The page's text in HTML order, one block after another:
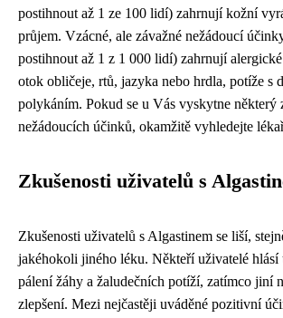
postihnout až 1 ze 100 lidí) zahrnují kožní
průjem. Vzácné, ale závažné nežádoucí
postihnout až 1 z 1 000 lidí) zahrnují
otok obličeje, rtů, jazyka nebo hrdla, potíže s
polykáním. Pokud se u Vás vyskytne některý
nežádoucích účinků, okamžitě vyhledejte
Zkušenosti uživatelů s
Zkušenosti uživatelů s Algastinem se liší,
jakéhokoli jiného léku. Někteří uživatelé hlásí
pálení žáhy a žaludečních potíží, zatímco jiní
zlepšení. Mezi nejčastěji uváděné pozitivní